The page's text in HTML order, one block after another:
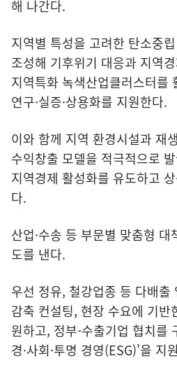
해 나간다.
지역별 특성을 고려한 탄소중
조성해 기후위기 대응과 지역
지역특화 녹색산업클러스터를
연구·실증·상용화를 지원한다.
이와 함께 지역 환경시설과 재
수익창출 모델을 적극적으로
지역경제 활성화를 유도하고
다.
산업·수송 등 부문별 맞춤형
도를 낸다.
우선 정유, 철강업종 등 다배출
감축 컨설팅, 현장 수요에 기반
원하고, 정부-수출기업 협치를
경·사회·투명 경영(ESG)'을 지